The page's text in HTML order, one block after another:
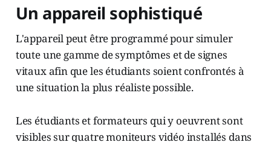
Un appareil sophistiqué
L'appareil peut être programmé pour simuler
toute une gamme de symptômes et de signes
vitaux afin que les étudiants soient confrontés à
une situation la plus réaliste possible.
Les étudiants et formateurs qui y oeuvrent sont
visibles sur quatre moniteurs vidéo installés dans